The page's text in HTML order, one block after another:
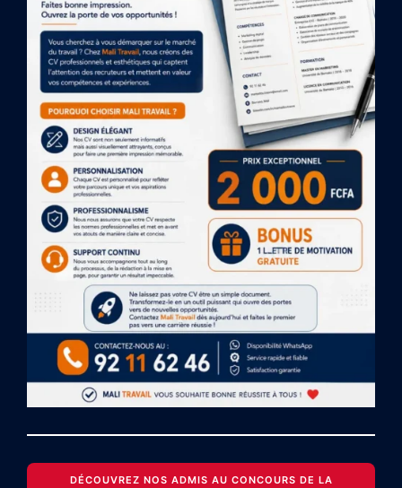
DÉCOUVREZ NOS ADMIS AU CONCOURS DE LA